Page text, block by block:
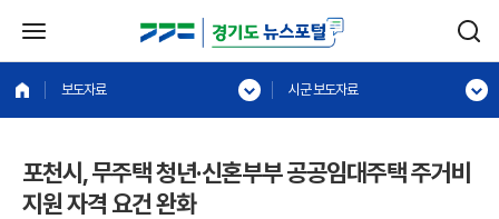
보도자료 시군 보도자료
포천시, 무주택 청년·신혼부부 공공임대주택 주거비
지원 자격 요건 완화